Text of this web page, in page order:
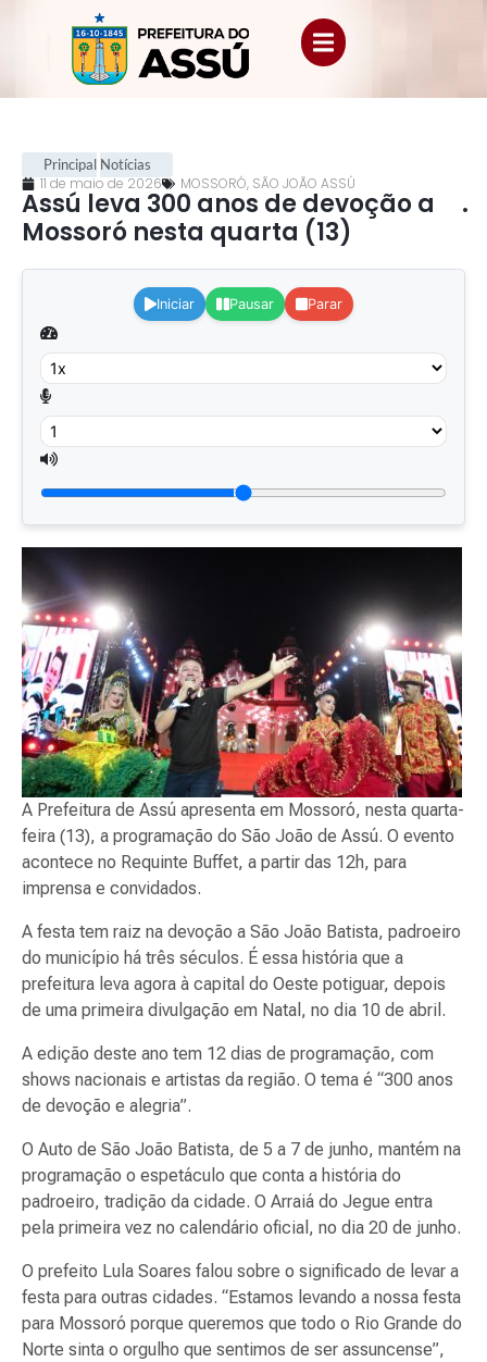
Principal Notícias
11 de maio de 2026 MOSSORÓ, SÃO JOÃO ASSÚ
Assú leva 300 anos de devoção a
Mossoró nesta quarta (13)
.
Iniciar Pausar Parar
A Prefeitura de Assú apresenta em Mossoró, nesta quarta-
feira (13), a programação do São João de Assú. O evento
acontece no Requinte Buffet, a partir das 12h, para
imprensa e convidados.
A festa tem raiz na devoção a São João Batista, padroeiro
do município há três séculos. É essa história que a
prefeitura leva agora à capital do Oeste potiguar, depois
de uma primeira divulgação em Natal, no dia 10 de abril.
A edição deste ano tem 12 dias de programação, com
shows nacionais e artistas da região. O tema é “300 anos
de devoção e alegria”.
O Auto de São João Batista, de 5 a 7 de junho, mantém na
programação o espetáculo que conta a história do
padroeiro, tradição da cidade. O Arraiá do Jegue entra
pela primeira vez no calendário oficial, no dia 20 de junho.
O prefeito Lula Soares falou sobre o significado de levar a
festa para outras cidades. “Estamos levando a nossa festa
para Mossoró porque queremos que todo o Rio Grande do
Norte sinta o orgulho que sentimos de ser assuncense”,